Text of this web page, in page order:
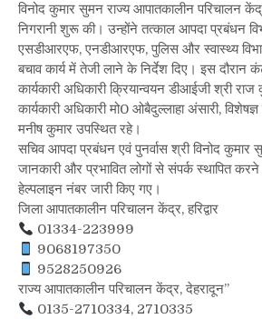
विनोद कुमार सुमन राज्य आपातकालीन परिचालन
निगरानी शुरू की। उन्होंने तत्काल आपदा प्रबंधन
एसडीआरएफ, एनडीआरएफ, पुलिस और स्वास्थ्य
बचाव कार्य में तेजी लाने के निर्देश दिए। इस
कार्यकारी अधिकारी क्रियान्वयन डीआईजी श्री
कार्यकारी अधिकारी मो0 ओबैदुल्लाहा अंसारी,
मनीष कुमार उपस्थित रहे।
सचिव आपदा प्रबंधन एवं पुनर्वास श्री विनोद कुमार
जानकारी और प्रभावित लोगों से संपर्क स्थापित
हेल्पलाइन नंबर जारी किए गए।
जिला आपातकालीन परिचालन केंद्र, हरिद्वार
01334-223999
9068197350
9528250926
राज्य आपातकालीन परिचालन केंद्र, देहरादून’’
0135-2710334, 2710335